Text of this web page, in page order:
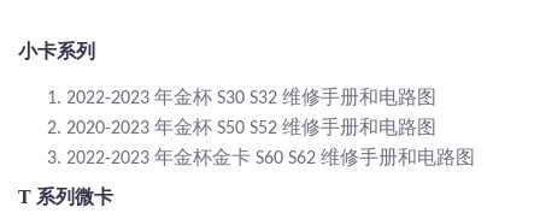
小卡系列
1. 2022-2023 年金杯 S30 S32 维修手册和电路图
2. 2020-2023 年金杯 S50 S52 维修手册和电路图
3. 2022-2023 年金杯金卡 S60 S62 维修手册和电路图
T 系列微卡